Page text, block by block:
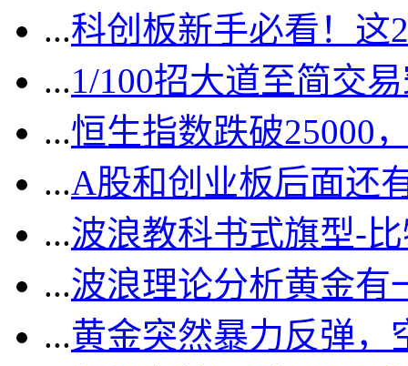
...科创板新手必看！这
...1/100招大道至简交
...恒生指数跌破25000
...A股和创业板后面还
...波浪教科书式旗型-
...波浪理论分析黄金有
...黄金突然暴力反弹，